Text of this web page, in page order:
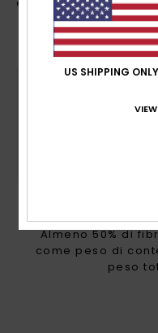
e dell’energia e
Almeno 50% di
come peso di
peso
US SHIPPING ONLY